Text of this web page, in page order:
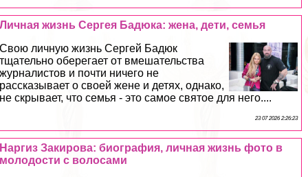
Личная жизнь Сергея Бадюка: жена, дети, семья
Свою личную жизнь Сергeй Бадюк
тщательно оберегает от вмешательства
журналистов и почти ничего не
рассказывает о своей жене и детях, однако,
не скрывает, что семья - это самое святое для него....
23 07 2026 2:26:23
Наргиз Закирова: биография, личная жизнь фото в
молодости с волосами